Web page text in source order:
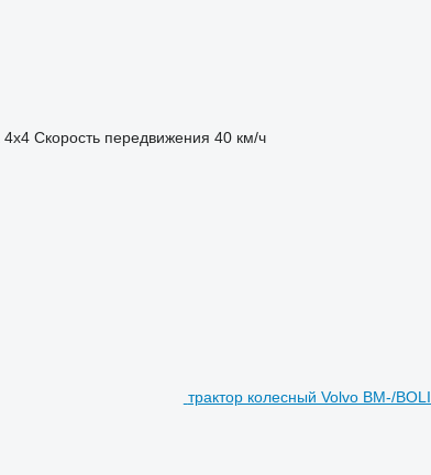
4x4 Скорость передвижения 40 км/ч
трактор колесный Volvo BM-/